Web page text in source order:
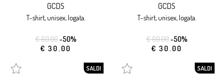
GCDS
t-shirt, unisex, logata.
€ 60.00-50%
€ 30.00
GCDS
t-shirt, unisex, logata.
€ 60.00-50%
€ 30.00
SALDI SALDI